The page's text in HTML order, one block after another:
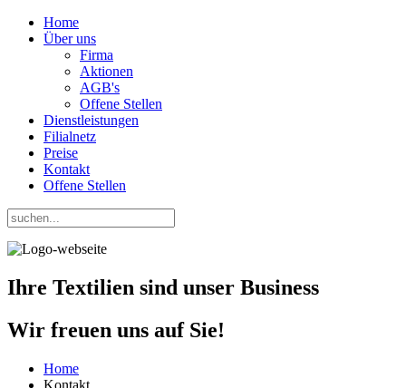
Home
Über uns
Firma
Aktionen
AGB's
Offene Stellen
Dienstleistungen
Filialnetz
Preise
Kontakt
Offene Stellen
Ihre Textilien sind unser Business
Wir freuen uns auf Sie!
Home
Kontakt